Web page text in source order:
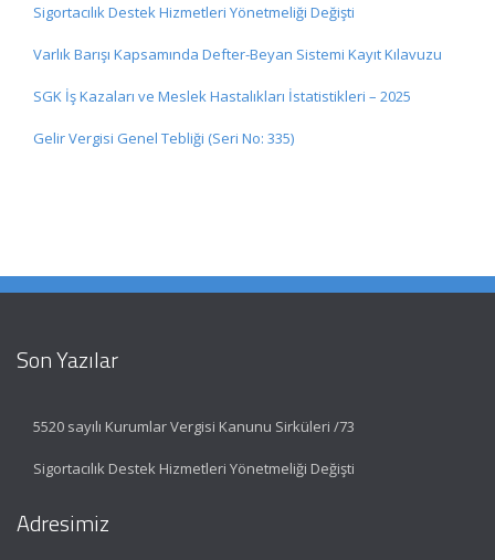
Sigortacılık Destek Hizmetleri Yönetmeliği Değişti
Varlık Barışı Kapsamında Defter-Beyan Sistemi Kayıt Kılavuzu
SGK İş Kazaları ve Meslek Hastalıkları İstatistikleri – 2025
Gelir Vergisi Genel Tebliği (Seri No: 335)
Son Yazılar
5520 sayılı Kurumlar Vergisi Kanunu Sirküleri /73
Sigortacılık Destek Hizmetleri Yönetmeliği Değişti
Adresimiz